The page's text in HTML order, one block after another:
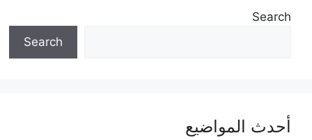
Search
Search
أحدث المواضيع